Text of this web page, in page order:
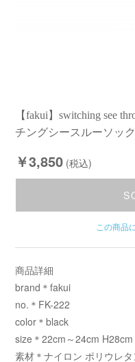
【fakui】switching see
チングシースルーソッ
￥3,850 (税込)
この商品
商品詳細
brand＊fakui
no.＊FK-222
color＊black
size＊22cm～24cm H28cm
素材＊ナイロン ポリウレタ